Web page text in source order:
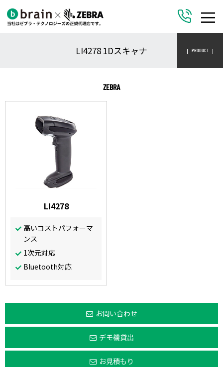
LI4278 1Dスキャナ PRODUCT
ZEBRA
LI4278
高いコストパフォーマ
ンス
1次元対応
Bluetooth対応
お問い合わせ
デモ機貸出
お見積もり